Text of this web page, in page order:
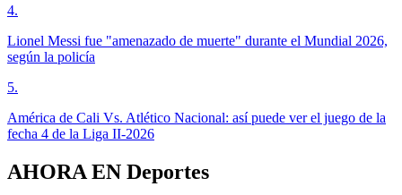
4.
Lionel Messi fue "amenazado de muerte" durante el Mundial 2026,
según la policía
5.
América de Cali Vs. Atlético Nacional: así puede ver el juego de la
fecha 4 de la Liga II-2026
AHORA EN Deportes